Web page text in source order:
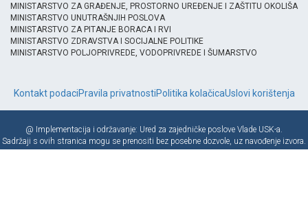
MINISTARSTVO ZA GRAĐENJE, PROSTORNO UREĐENJE I ZAŠTITU OKOLIŠA
MINISTARSTVO UNUTRAŠNJIH POSLOVA
MINISTARSTVO ZA PITANJE BORACA I RVI
MINISTARSTVO ZDRAVSTVA I SOCIJALNE POLITIKE
MINISTARSTVO POLJOPRIVREDE, VODOPRIVREDE I ŠUMARSTVO
Kontakt podaciPravila privatnostiPolitika kolačicaUslovi korištenja
@ Implementacija i održavanje: Ured za zajedničke poslove Vlade USK-a.
Sadržaji s ovih stranica mogu se prenositi bez posebne dozvole, uz navođenje izvora.